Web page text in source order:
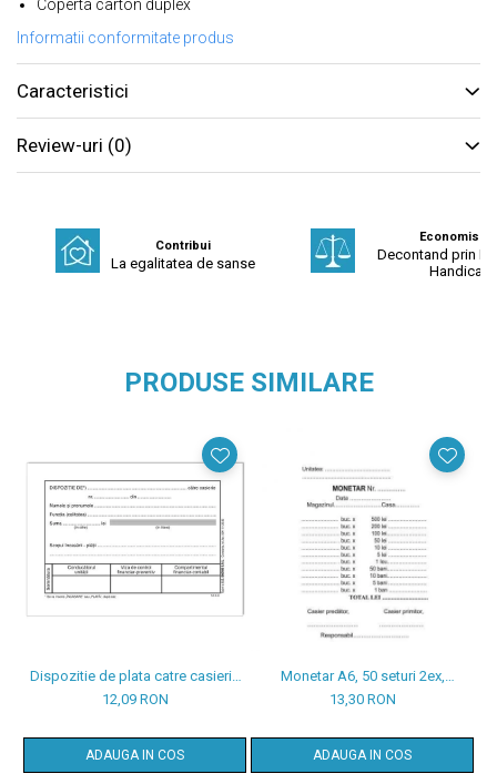
Coperta carton duplex
Informatii conformitate produs
Caracteristici
Review-uri (0)
Contribui
La egalitatea de sanse
Decontand prin
Handicap
PRODUSE SIMILARE
Dispozitie de plata catre casierie
A6, 100 file, print f/v
12,09 RON
ADAUGA IN COS
Monetar A6, 50 seturi 2ex,
autocopiativ
13,30 RON
ADAUGA IN COS